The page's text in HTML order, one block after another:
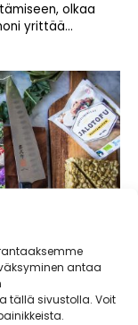
antaa
tällä sivustolla. Voit
olkaa
yrittää...